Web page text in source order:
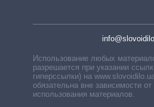
Использование любых
разрешается при указании
гиперссылки) на
обязательна вне зависимости от
использования материалов.